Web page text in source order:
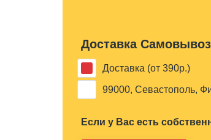
Доставка Самовывоз
Доставка (от 390р.)
99000, Севастополь,
Если у Вас есть